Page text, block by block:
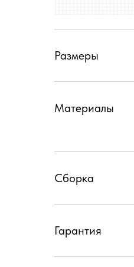
Размеры
Материалы
Сборка
Гарантия